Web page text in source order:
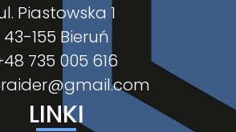
Piastowska 1
43-155 Bieruń
735 005 616
LINKI